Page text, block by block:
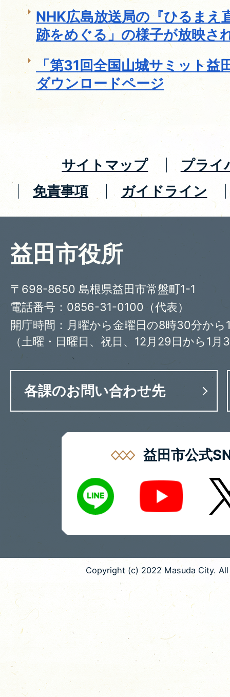
NHK広島放送局の『ひるまえ
跡をめぐる」の様子が放映さ
「第31回全国山城サミット益
ダウンロードページ
サイトマップ
プライ
免責事項
ガイドライン
益田市役所
〒698-8650 島根県益田市常盤町1-1
電話番号：0856-31-0100（代表）
開庁時間：月曜から金曜日の8時30分から
（土曜・日曜日、祝日、12月29日から1月
各課のお問い合わせ先
益田市公式
LINE
Youtube X
Copyright (c) 2022 Masuda City.